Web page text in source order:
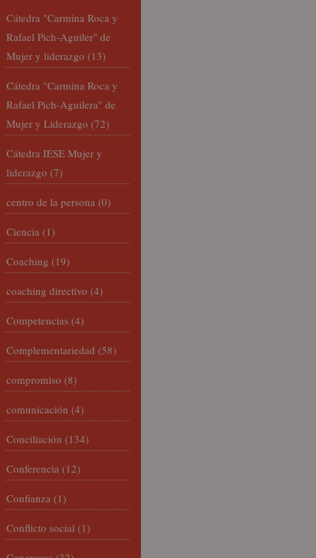
Cátedra "Carmina Roca y
Rafael Pich-Aguiler" de
Mujer y liderazgo (13)
Cátedra "Carmina Roca y
Rafael Pich-Aguilera" de
Mujer y Liderazgo (72)
Cátedra IESE Mujer y
liderazgo (7)
centro de la persona (0)
Ciencia (1)
Coaching (19)
coaching directivo (4)
Competencias (4)
Complementariedad (58)
compromiso (8)
comunicación (4)
Conciliación (134)
Conferencia (12)
Confianza (1)
Conflicto social (1)